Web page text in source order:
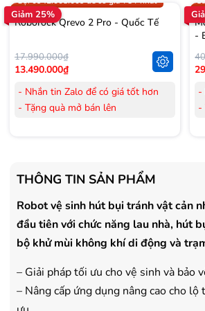
Giảm 25%
Roborock Qrevo 2 Pro - Quốc Tế
17.990.000₫
13.490.000₫
- Nhắn tin Zalo để có giá tốt hơn
- Tặng quà mở bán lên
- Tặng Voucher trị giá 150.000đ
mua Máy lọc Không khí
- Cam kết hàng mới 100%.
- Lắp đặt, HDSD tại nhà nội thành
Hà Nội, Hồ Chí Minh
- Vận chuyển Toàn Quốc.
- Bảo hành 24 tháng chính hãng
-
-
-
-
-
-
THÔNG TIN SẢN PHẨM
Robot vệ sinh hút bụi tránh vật cản
đầu tiên với chức năng lau nhà, hút
bộ khử mùi không khí di động và
– Giải pháp tối ưu cho vệ sinh và bảo
– Nâng cấp ứng dụng nâng cao cho